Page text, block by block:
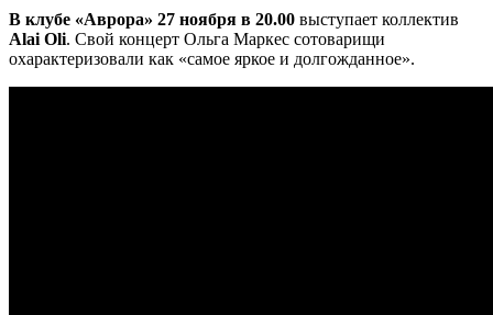
В клубе «Аврора» 27 ноября в 20.00 выступает коллектив
Alai Oli. Свой концерт Ольга Маркес сотоварищи
охарактеризовали как «самое яркое и долгожданное».